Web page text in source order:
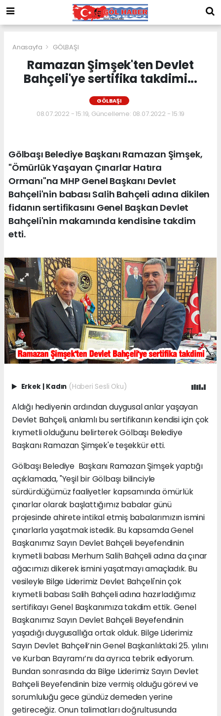
Anasayfa GÖLBAŞI
Ramazan Şimşek'ten Devlet
Bahçeli'ye sertifika takdimi...
GÖLBAŞI
08.07.2022 - 15:19, Güncelleme: 08.07.2022 - 15:19
Gölbaşı Belediye Başkanı Ramazan Şimşek,
"Ömürlük Yaşayan Çınarlar Hatıra
Ormanı"na MHP Genel Başkanı Devlet
Bahçeli'nin babası Salih Bahçeli adına dikilen
fidanın sertifikasını Genel Başkan Devlet
Bahçeli'nin makamında kendisine takdim
etti.
Erkek | Kadın (Haberi Sesli Oku)
Aldığı hediyenin ardından duygusal anlar yaşayan
Devlet Bahçeli, anlamlı bu sertifikanın kendisi için çok
kıymetli olduğunu belirterek Gölbaşı Belediye
Başkanı Ramazan Şimşek'e teşekkür etti.
Gölbaşı Belediye Başkanı Ramazan Şimşek yaptığı
açıklamada, "Yeşil bir Gölbaşı bilinciyle
sürdürdüğümüz faaliyetler kapsamında ömürlük
çınarlar olarak başlattığımız babalar günü
projesinde ahirete intikal etmiş babalarımızın ismini
çınarlarla yaşatmak istedik. Bu kapsamda Genel
Başkanımız Sayın Devlet Bahçeli beyefendinin
kıymetli babası Merhum Salih Bahçeli adına da çınar
ağacımızı dikerek ismini yaşatmayı amaçladık. Bu
vesileyle Bilge Liderimiz Devlet Bahçeli'nin çok
kıymetli babası Salih Bahçeli adına hazırladığımız
sertifikayı Genel Başkanımıza takdim ettik. Genel
Başkanımız Sayın Devlet Bahçeli Beyefendinin
yaşadığı duygusallığa ortak olduk. Bilge Liderimiz
Sayın Devlet Bahçeli’nin Genel Başkanlıktaki 25. yılını
ve Kurban Bayramı’nı da ayrıca tebrik ediyorum.
Bundan sonrasında da Bilge Liderimiz Sayın Devlet
Bahçeli Beyefendinin bize vermiş olduğu görevi ve
sorumluluğu gece gündüz demeden yerine
getireceğiz. Onun talimatları doğrultusunda